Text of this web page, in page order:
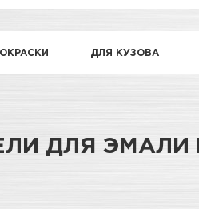
ДЛЯ КУЗОВА
ДЛЯ ЭМАЛИ